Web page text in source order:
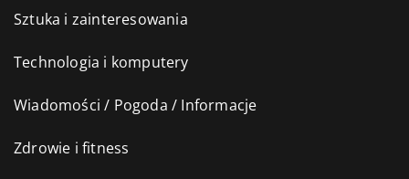
Sztuka i zainteresowania
Technologia i komputery
Wiadomości / Pogoda / Informacje
Zdrowie i fitness